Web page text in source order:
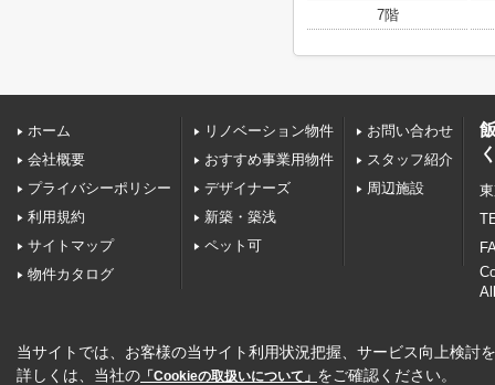
7階
ホーム
会社概要
プライバシーポリシー
利用規約
サイトマップ
物件カタログ
リノベーション物件
おすすめ事業用物件
デザイナーズ
新築・築浅
ペット可
お問い合わせ
スタッフ紹介
周辺施設
当サイトでは、お客様の当サイト利用状況把握、サービス向上検討
詳しくは、当社の 「Cookieの取扱いについて」 をご確認ください。